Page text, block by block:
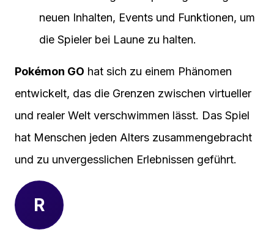
neuen Inhalten, Events und Funktionen, um
die Spieler bei Laune zu halten.
Pokémon GO hat sich zu einem Phänomen
entwickelt, das die Grenzen zwischen virtueller
und realer Welt verschwimmen lässt. Das Spiel
hat Menschen jeden Alters zusammengebracht
und zu unvergesslichen Erlebnissen geführt.
R